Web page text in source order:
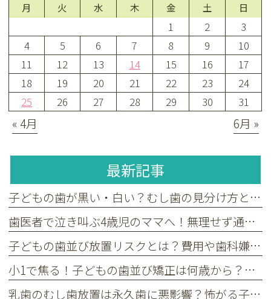
月 火 水 木 金 土 日
1 2
3
4
5 6 7 8 9
10
11
12 13 14 15 16
17
18
19 20 21 22 23
24
25
26 27 28 29 30 31
« 4月 6月 »
最新記事
子どもの歯が黒い・白い？むし歯の見分け方と嫌がる子の受診目安
歯医者で泣き叫ぶ4歳児のママへ！無理せず通える小児歯科の選び方
子どもの歯並び放置リスクとは？費用や歯科嫌いへの配慮も解説
小1で焦る！子どもの歯並び矯正は何歳から？受診を決める3つの基準
乳歯のむし歯放置は永久歯に悪影響？怖がる子供も安心な治療法